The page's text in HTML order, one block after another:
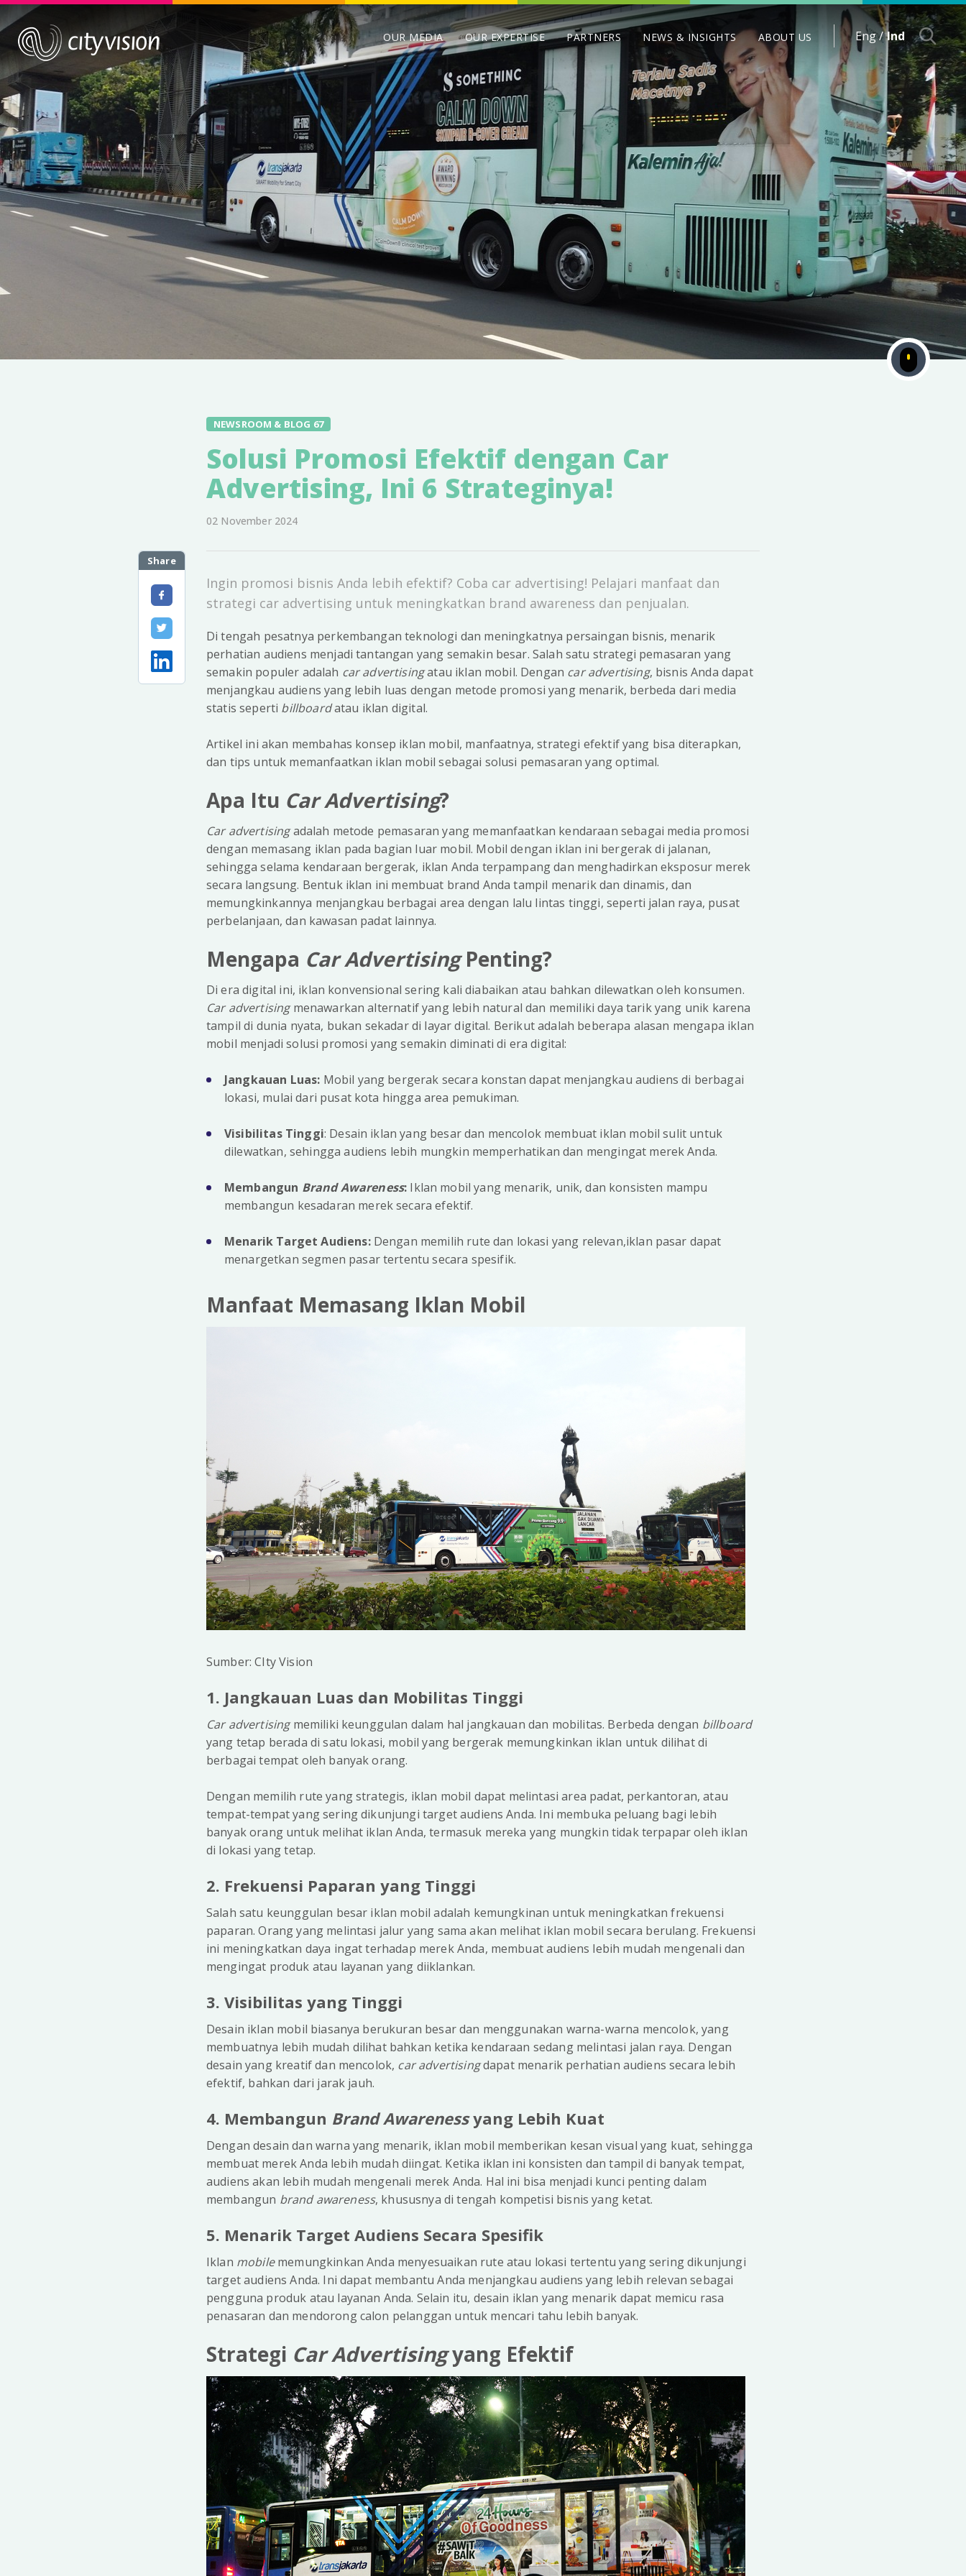
OUR MEDIA OUR EXPERTISE PARTNERS NEWS & INSIGHTS ABOUT US Eng /Ind
NEWSROOM & BLOG 67
Solusi Promosi Efektif dengan Car
Advertising, Ini 6 Strateginya!
02 November 2024
Share
Ingin promosi bisnis Anda lebih efektif? Coba car advertising! Pelajari manfaat dan
strategi car advertising untuk meningkatkan brand awareness dan penjualan.
Di tengah pesatnya perkembangan teknologi dan meningkatnya persaingan bisnis, menarik
perhatian audiens menjadi tantangan yang semakin besar. Salah satu strategi pemasaran yang
semakin populer adalah car advertisingatau iklan mobil. Dengan car advertising, bisnis Anda dapat
menjangkau audiens yang lebih luas dengan metode promosi yang menarik, berbeda dari media
statis seperti billboardatau iklan digital.
Artikel ini akan membahas konsep iklan mobil, manfaatnya, strategi efektif yang bisa diterapkan,
dan tips untuk memanfaatkan iklan mobil sebagai solusi pemasaran yang optimal.
Apa Itu Car Advertising?
Car advertisingadalah metode pemasaran yang memanfaatkan kendaraan sebagai media promosi
dengan memasang iklan pada bagian luar mobil. Mobil dengan iklan ini bergerak di jalanan,
sehingga selama kendaraan bergerak, iklan Anda terpampang dan menghadirkan eksposur merek
secara langsung. Bentuk iklan ini membuat brand Anda tampil menarik dan dinamis, dan
memungkinkannya menjangkau berbagai area dengan lalu lintas tinggi, seperti jalan raya, pusat
perbelanjaan, dan kawasan padat lainnya.
Mengapa Car AdvertisingPenting?
Di era digital ini, iklan konvensional sering kali diabaikan atau bahkan dilewatkan oleh konsumen.
Car advertisingmenawarkan alternatif yang lebih natural dan memiliki daya tarik yang unik karena
tampil di dunia nyata, bukan sekadar di layar digital. Berikut adalah beberapa alasan mengapa iklan
mobil menjadi solusi promosi yang semakin diminati di era digital:
Jangkauan Luas: Mobil yang bergerak secara konstan dapat menjangkau audiens di berbagai
lokasi, mulai dari pusat kota hingga area pemukiman.
Visibilitas Tinggi: Desain iklan yang besar dan mencolok membuat iklan mobil sulit untuk
dilewatkan, sehingga audiens lebih mungkin memperhatikan dan mengingat merek Anda.
Membangun Brand Awareness: Iklan mobil yang menarik, unik, dan konsisten mampu
membangun kesadaran merek secara efektif.
Menarik Target Audiens:Dengan memilih rute dan lokasi yang relevan,iklan pasar dapat
menargetkan segmen pasar tertentu secara spesifik.
Manfaat Memasang Iklan Mobil
Sumber: CIty Vision
1. Jangkauan Luas dan Mobilitas Tinggi
Car advertisingmemiliki keunggulan dalam hal jangkauan dan mobilitas. Berbeda dengan billboard
yang tetap berada di satu lokasi, mobil yang bergerak memungkinkan iklan untuk dilihat di
berbagai tempat oleh banyak orang.
Dengan memilih rute yang strategis, iklan mobil dapat melintasi area padat, perkantoran, atau
tempat-tempat yang sering dikunjungi target audiens Anda. Ini membuka peluang bagi lebih
banyak orang untuk melihat iklan Anda, termasuk mereka yang mungkin tidak terpapar oleh iklan
di lokasi yang tetap.
2. Frekuensi Paparan yang Tinggi
Salah satu keunggulan besar iklan mobil adalah kemungkinan untuk meningkatkan frekuensi
paparan. Orang yang melintasi jalur yang sama akan melihat iklan mobil secara berulang. Frekuensi
ini meningkatkan daya ingat terhadap merek Anda, membuat audiens lebih mudah mengenali dan
mengingat produk atau layanan yang diiklankan.
3. Visibilitas yang Tinggi
Desain iklan mobil biasanya berukuran besar dan menggunakan warna-warna mencolok, yang
membuatnya lebih mudah dilihat bahkan ketika kendaraan sedang melintasi jalan raya. Dengan
desain yang kreatif dan mencolok, car advertisingdapat menarik perhatian audiens secara lebih
efektif, bahkan dari jarak jauh.
4. Membangun Brand Awarenessyang Lebih Kuat
Dengan desain dan warna yang menarik, iklan mobil memberikan kesan visual yang kuat, sehingga
membuat merek Anda lebih mudah diingat. Ketika iklan ini konsisten dan tampil di banyak tempat,
audiens akan lebih mudah mengenali merek Anda. Hal ini bisa menjadi kunci penting dalam
membangun brand awareness, khususnya di tengah kompetisi bisnis yang ketat.
5. Menarik Target Audiens Secara Spesifik
Iklan mobilememungkinkan Anda menyesuaikan rute atau lokasi tertentu yang sering dikunjungi
target audiens Anda. Ini dapat membantu Anda menjangkau audiens yang lebih relevan sebagai
pengguna produk atau layanan Anda. Selain itu, desain iklan yang menarik dapat memicu rasa
penasaran dan mendorong calon pelanggan untuk mencari tahu lebih banyak.
Strategi Car Advertisingyang Efektif